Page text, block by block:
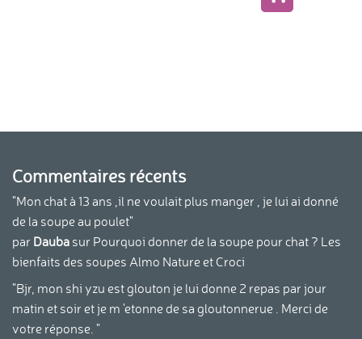
Commentaires récents
"Mon chat à 13 ans ,il ne voulait plus manger , je lui ai donné
de la soupe au poulet"
par Dauba sur Pourquoi donner de la soupe pour chat ? Les
bienfaits des soupes Almo Nature et Croci
"Bjr, mon shi yzu est glouton je lui donne 2 repas par jour
matin et soir et je m 'etonne de sa gloutonnerue . Merci de
votre réponse. "